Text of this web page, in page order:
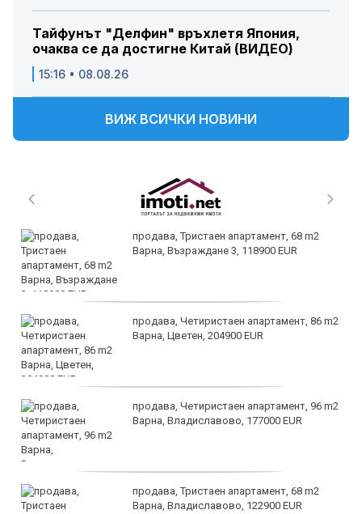
Тайфунът "Делфин" връхлетя Япония,
очаква се да достигне Китай (ВИДЕО)
15:16 • 08.08.26
ВИЖ ВСИЧКИ НОВИНИ
продава, Тристаен апартамент, 68 m2
Варна, Възраждане 3, 118900 EUR
продава, Четиристаен апартамент, 86 m2
Варна, Цветен, 204900 EUR
продава, Четиристаен апартамент, 96 m2
Варна, Владиславово, 177000 EUR
продава, Тристаен апартамент, 68 m2
Варна, Владиславово, 122900 EUR